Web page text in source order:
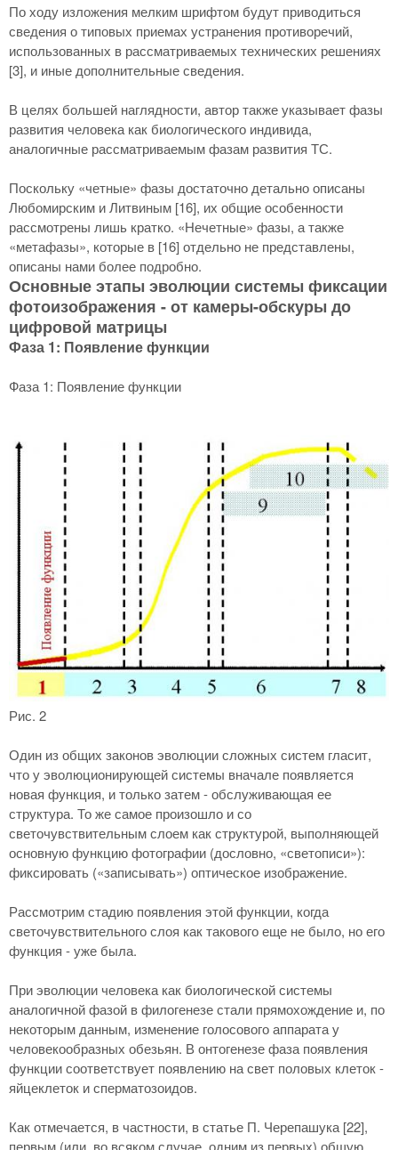
По ходу изложения мелким шрифтом будут приводиться
сведения о типовых приемах устранения противоречий,
использованных в рассматриваемых технических решениях
[3], и иные дополнительные сведения.
В целях большей наглядности, автор также указывает фазы
развития человека как биологического индивида,
аналогичные рассматриваемым фазам развития ТС.
Поскольку «четные» фазы достаточно детально описаны
Любомирским и Литвиным [16], их общие особенности
рассмотрены лишь кратко. «Нечетные» фазы, а также
«метафазы», которые в [16] отдельно не представлены,
описаны нами более подробно.
Основные этапы эволюции системы фиксации
фотоизображения - от камеры-обскуры до
цифровой матрицы
Фаза 1: Появление функции
Фаза 1: Появление функции
Рис. 2
Один из общих законов эволюции сложных систем гласит,
что у эволюционирующей системы вначале появляется
новая функция, и только затем - обслуживающая ее
структура. То же самое произошло и со
светочувствительным слоем как структурой, выполняющей
основную функцию фотографии (дословно, «светописи»):
фиксировать («записывать») оптическое изображение.
Рассмотрим стадию появления этой функции, когда
светочувствительного слоя как такового еще не было, но его
функция - уже была.
При эволюции человека как биологической системы
аналогичной фазой в филогенезе стали прямохождение и, по
некоторым данным, изменение голосового аппарата у
человекообразных обезьян. В онтогенезе фаза появления
функции соответствует появлению на свет половых клеток -
яйцеклеток и сперматозоидов.
Как отмечается, в частности, в статье П. Черепашука [22],
первым (или, во всяком случае, одним из первых) общую